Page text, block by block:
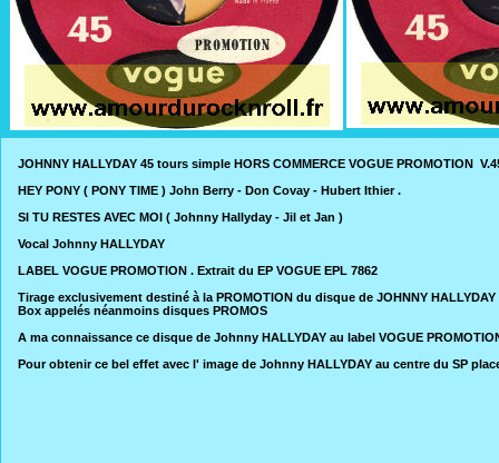
JOHNNY HALLYDAY 45 tours simple HORS COMMERCE VOGUE PROMOTION
HEY PONY ( PONY TIME ) John Berry - Don Covay - Hubert Ithier .
SI TU RESTES AVEC MOI ( Johnny Hallyday - Jil et Jan )
Vocal Johnny HALLYDAY
LABEL VOGUE PROMOTION . Extrait du EP VOGUE EPL 7862
Tirage exclusivement destiné à la PROMOTION du disque de JOHNNY
Box appelés néanmoins disques PROMOS
A ma connaissance ce disque de Johnny HALLYDAY au label VOGUE
Pour obtenir ce bel effet avec l' image de Johnny HALLYDAY au centre du SP